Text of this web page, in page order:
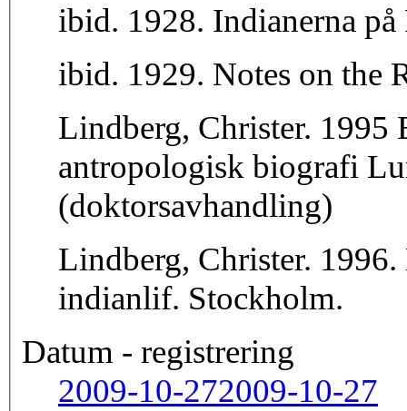
ibid. 1928. Indianerna på
ibid. 1929. Notes on the
Lindberg, Christer. 1995
antropologisk biografi
(doktorsavhandling)
Lindberg, Christer.
indianlif. Stockholm.
Datum - registrering
2009-10-272009-10-27